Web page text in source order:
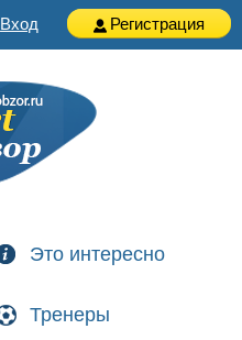
Вход Регистрация
Это интересно
Тренеры